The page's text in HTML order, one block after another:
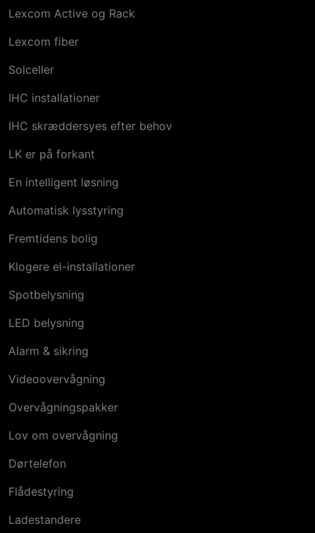
Lexcom Active og Rack
Lexcom fiber
Solceller
IHC installationer
IHC skræddersyes efter behov
LK er på forkant
En intelligent løsning
Automatisk lysstyring
Fremtidens bolig
Klogere el-installationer
Spotbelysning
LED belysning
Alarm & sikring
Videoovervågning
Overvågningspakker
Lov om overvågning
Dørtelefon
Flådestyring
Ladestandere